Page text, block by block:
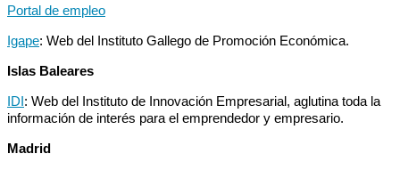
Portal de empleo
Igape: Web del Instituto Gallego de Promoción Económica.
Islas Baleares
IDI: Web del Instituto de Innovación Empresarial, aglutina toda la
información de interés para el emprendedor y empresario.
Madrid